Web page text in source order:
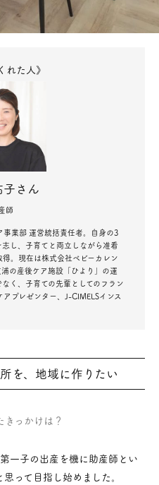
さん
れた人》
師
業部 運営統括責任者。自身の3
し、子育てと両立しながら准看
。現在は株式会社ベビーカレン
の産後ケア施設「ひより」の運
く、子育ての先輩としてのフラン
プレゼンター、J-CIMELSインス
を、地域に作りたい
っかけは？
一子の出産を機に助産師とい
って目指し始めました。